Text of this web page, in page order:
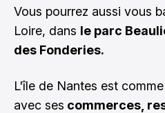
Vous pourrez aussi vous
Loire, dans le parc
des Fonderies.
L'île de Nantes est
avec ses commerces,